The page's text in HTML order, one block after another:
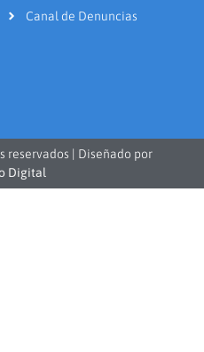
Canal de Denuncias
reservados | Diseñado por
Digital